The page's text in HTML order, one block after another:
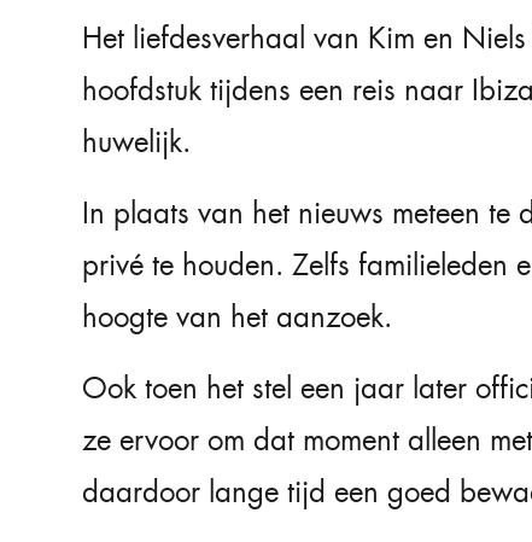
Het liefdesverhaal van Kim en
hoofdstuk tijdens een reis naar
huwelijk.
In plaats van het nieuws meteen te
privé te houden. Zelfs familieleden
hoogte van het aanzoek.
Ook toen het stel een jaar later
ze ervoor om dat moment alleen
daardoor lange tijd een goed